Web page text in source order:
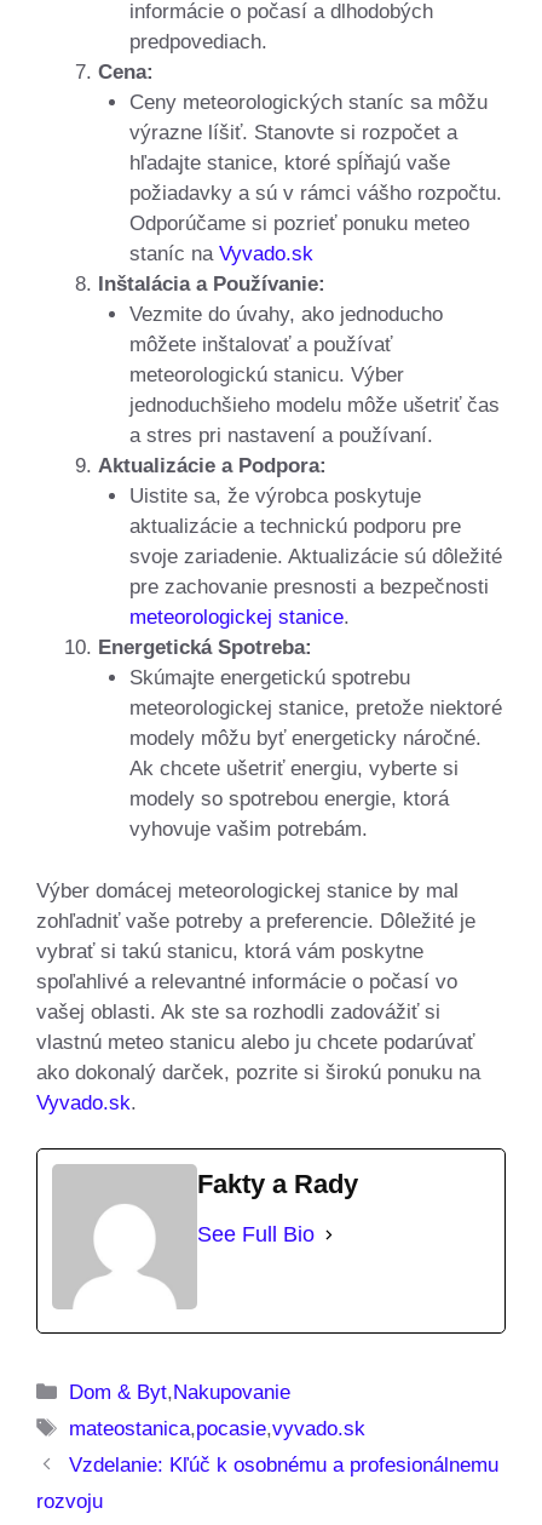
informácie o počasí a dlhodobých
predpovediach.
Cena:
Ceny meteorologických staníc sa môžu
výrazne líšiť. Stanovte si rozpočet a
hľadajte stanice, ktoré spĺňajú vaše
požiadavky a sú v rámci vášho rozpočtu.
Odporúčame si pozrieť ponuku meteo
staníc na Vyvado.sk
Inštalácia a Používanie:
Vezmite do úvahy, ako jednoducho
môžete inštalovať a používať
meteorologickú stanicu. Výber
jednoduchšieho modelu môže ušetriť čas
a stres pri nastavení a používaní.
Aktualizácie a Podpora:
Uistite sa, že výrobca poskytuje
aktualizácie a technickú podporu pre
svoje zariadenie. Aktualizácie sú dôležité
pre zachovanie presnosti a bezpečnosti
meteorologickej stanice.
Energetická Spotreba:
Skúmajte energetickú spotrebu
meteorologickej stanice, pretože niektoré
modely môžu byť energeticky náročné.
Ak chcete ušetriť energiu, vyberte si
modely so spotrebou energie, ktorá
vyhovuje vašim potrebám.
Výber domácej meteorologickej stanice by mal
zohľadniť vaše potreby a preferencie. Dôležité je
vybrať si takú stanicu, ktorá vám poskytne
spoľahlivé a relevantné informácie o počasí vo
vašej oblasti. Ak ste sa rozhodli zadovážiť si
vlastnú meteo stanicu alebo ju chcete podarúvať
ako dokonalý darček, pozrite si širokú ponuku na
Vyvado.sk.
Fakty a Rady
See Full Bio
Kategórie
Dom & Byt,Nakupovanie
Značky
mateostanica,pocasie,vyvado.sk
Vzdelanie: Kľúč k osobnému a profesionálnemu
rozvoju